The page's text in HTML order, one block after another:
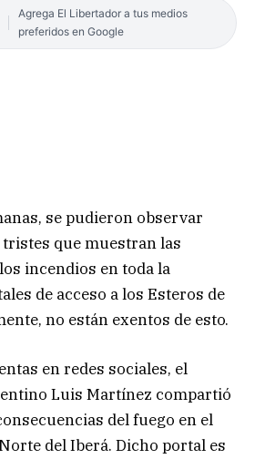
Agrega El Libertador a tus medios
preferidos en Google
se pudieron observar
que muestran las
incendios en toda la
de acceso a los Esteros de
no están exentos de esto.
en redes sociales, el
Luis Martínez compartió
del fuego en el
del Iberá. Dicho portal es